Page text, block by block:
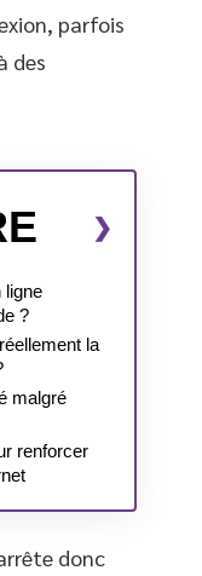
parfois
des
ligne
?
la
malgré
renforcer
donc